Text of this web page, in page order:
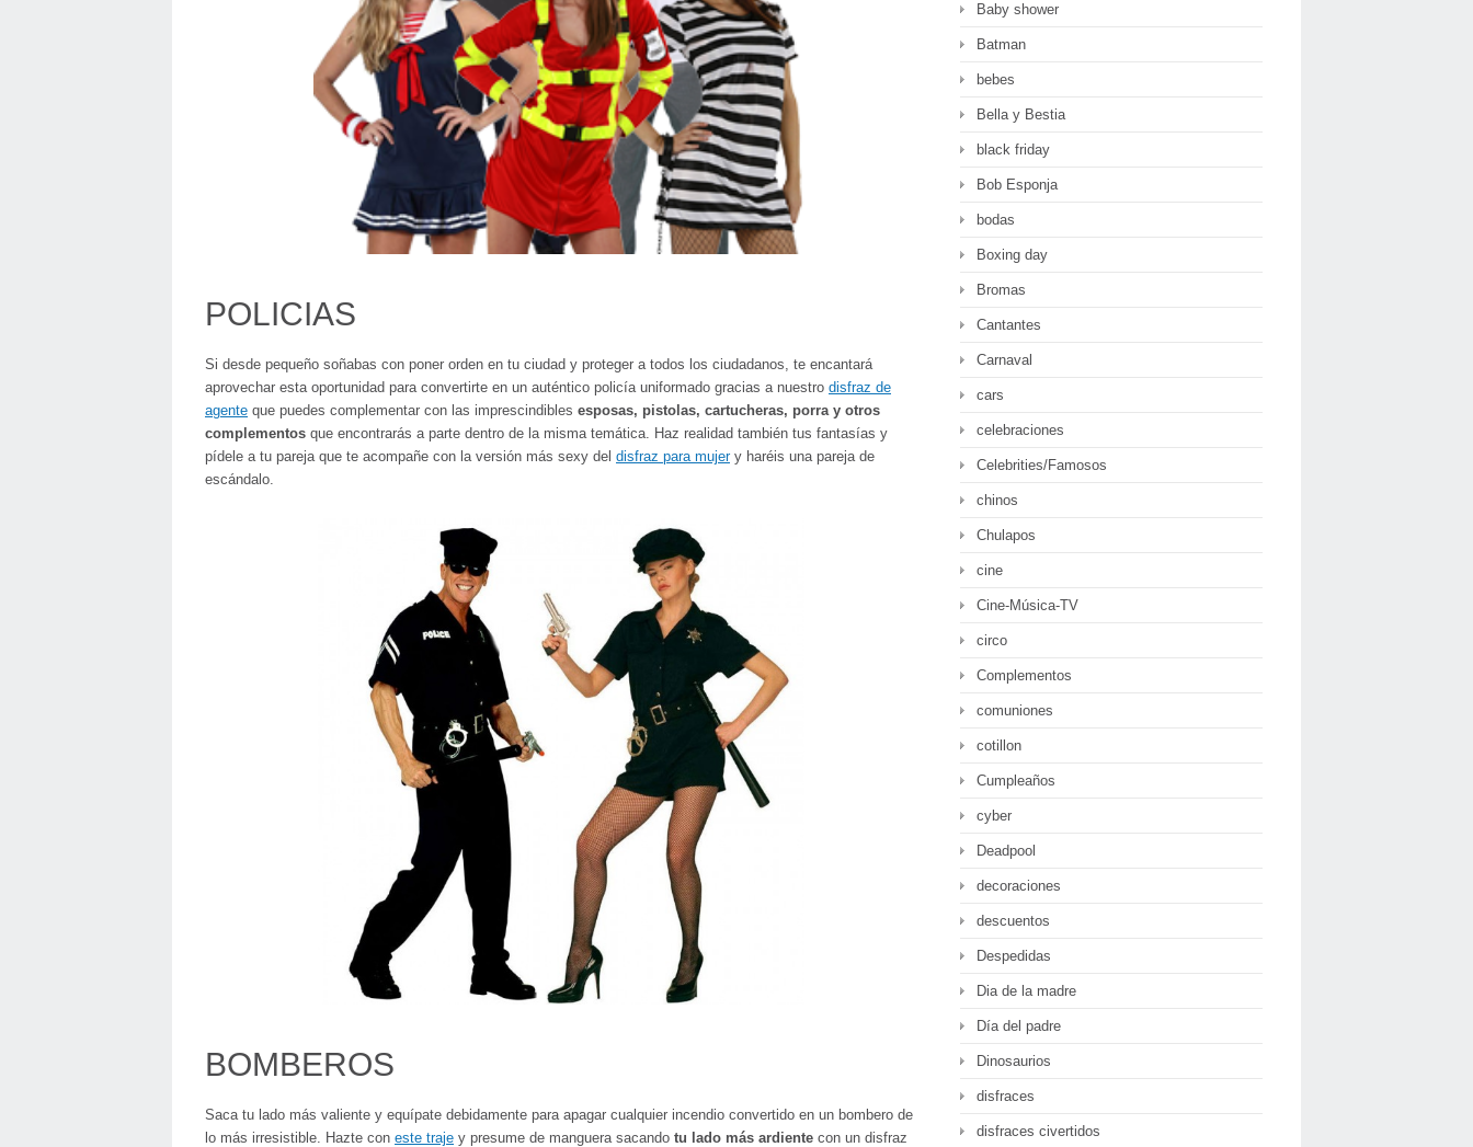
POLICIAS
Si desde pequeño soñabas con poner orden en tu ciudad y proteger a todos los ciudadanos, te encantará
aprovechar esta oportunidad para convertirte en un auténtico policía uniformado gracias a nuestro disfraz de
agente que puedes complementar con las imprescindibles esposas, pistolas, cartucheras, porra y otros
complementos que encontrarás a parte dentro de la misma temática. Haz realidad también tus fantasías y
pídele a tu pareja que te acompañe con la versión más sexy del disfraz para mujery haréis una pareja de
escándalo.
BOMBEROS
Saca tu lado más valiente y equípate debidamente para apagar cualquier incendio convertido en un bombero de
lo más irresistible. Hazte con este traje y presume de manguera sacando tu lado más ardiente con un disfraz
Baby shower
Batman
bebes
Bella y Bestia
black friday
Bob Esponja
bodas
Boxing day
Bromas
Cantantes
Carnaval
cars
celebraciones
Celebrities/Famosos
chinos
Chulapos
cine
Cine-Música-TV
circo
Complementos
comuniones
cotillon
Cumpleaños
cyber
Deadpool
decoraciones
descuentos
Despedidas
Dia de la madre
Día del padre
Dinosaurios
disfraces
disfraces civertidos